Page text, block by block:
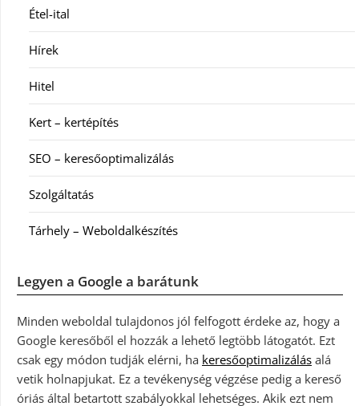
Étel-ital
Hírek
Hitel
Kert – kertépítés
SEO – keresőoptimalizálás
Szolgáltatás
Tárhely – Weboldalkészítés
Legyen a Google a barátunk
Minden weboldal tulajdonos jól felfogott érdeke az, hogy a
Google keresőből el hozzák a lehető legtöbb látogatót. Ezt
csak egy módon tudják elérni, ha keresőoptimalizálás alá
vetik holnapjukat. Ez a tevékenység végzése pedig a kereső
óriás által betartott szabályokkal lehetséges. Akik ezt nem